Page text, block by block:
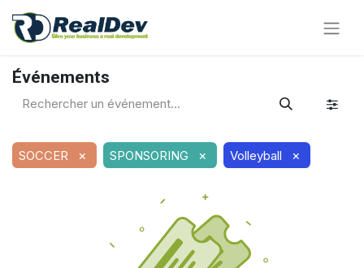
Événements
SOCCER × SPONSORING × Volleyball ×